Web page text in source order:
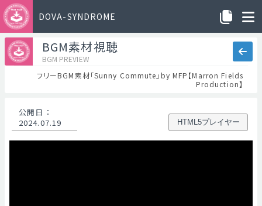
DOVA-SYNDROME
BGM素材視聴
BGM PREVIEW
フリーBGM素材「Sunny Commute」by MFP【Marron Fields
Production】
公開日 ：
2024.07.19
HTML5プレイヤー